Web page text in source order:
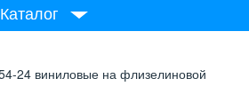
Каталог
24 виниловые на флизелиновой